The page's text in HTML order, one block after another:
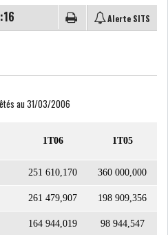
Alerte SITS
au 31/03/2006
1T06 1T05
251 610,170 360 000,000
261 479,907 198 909,356
164 944,019 98 944,547